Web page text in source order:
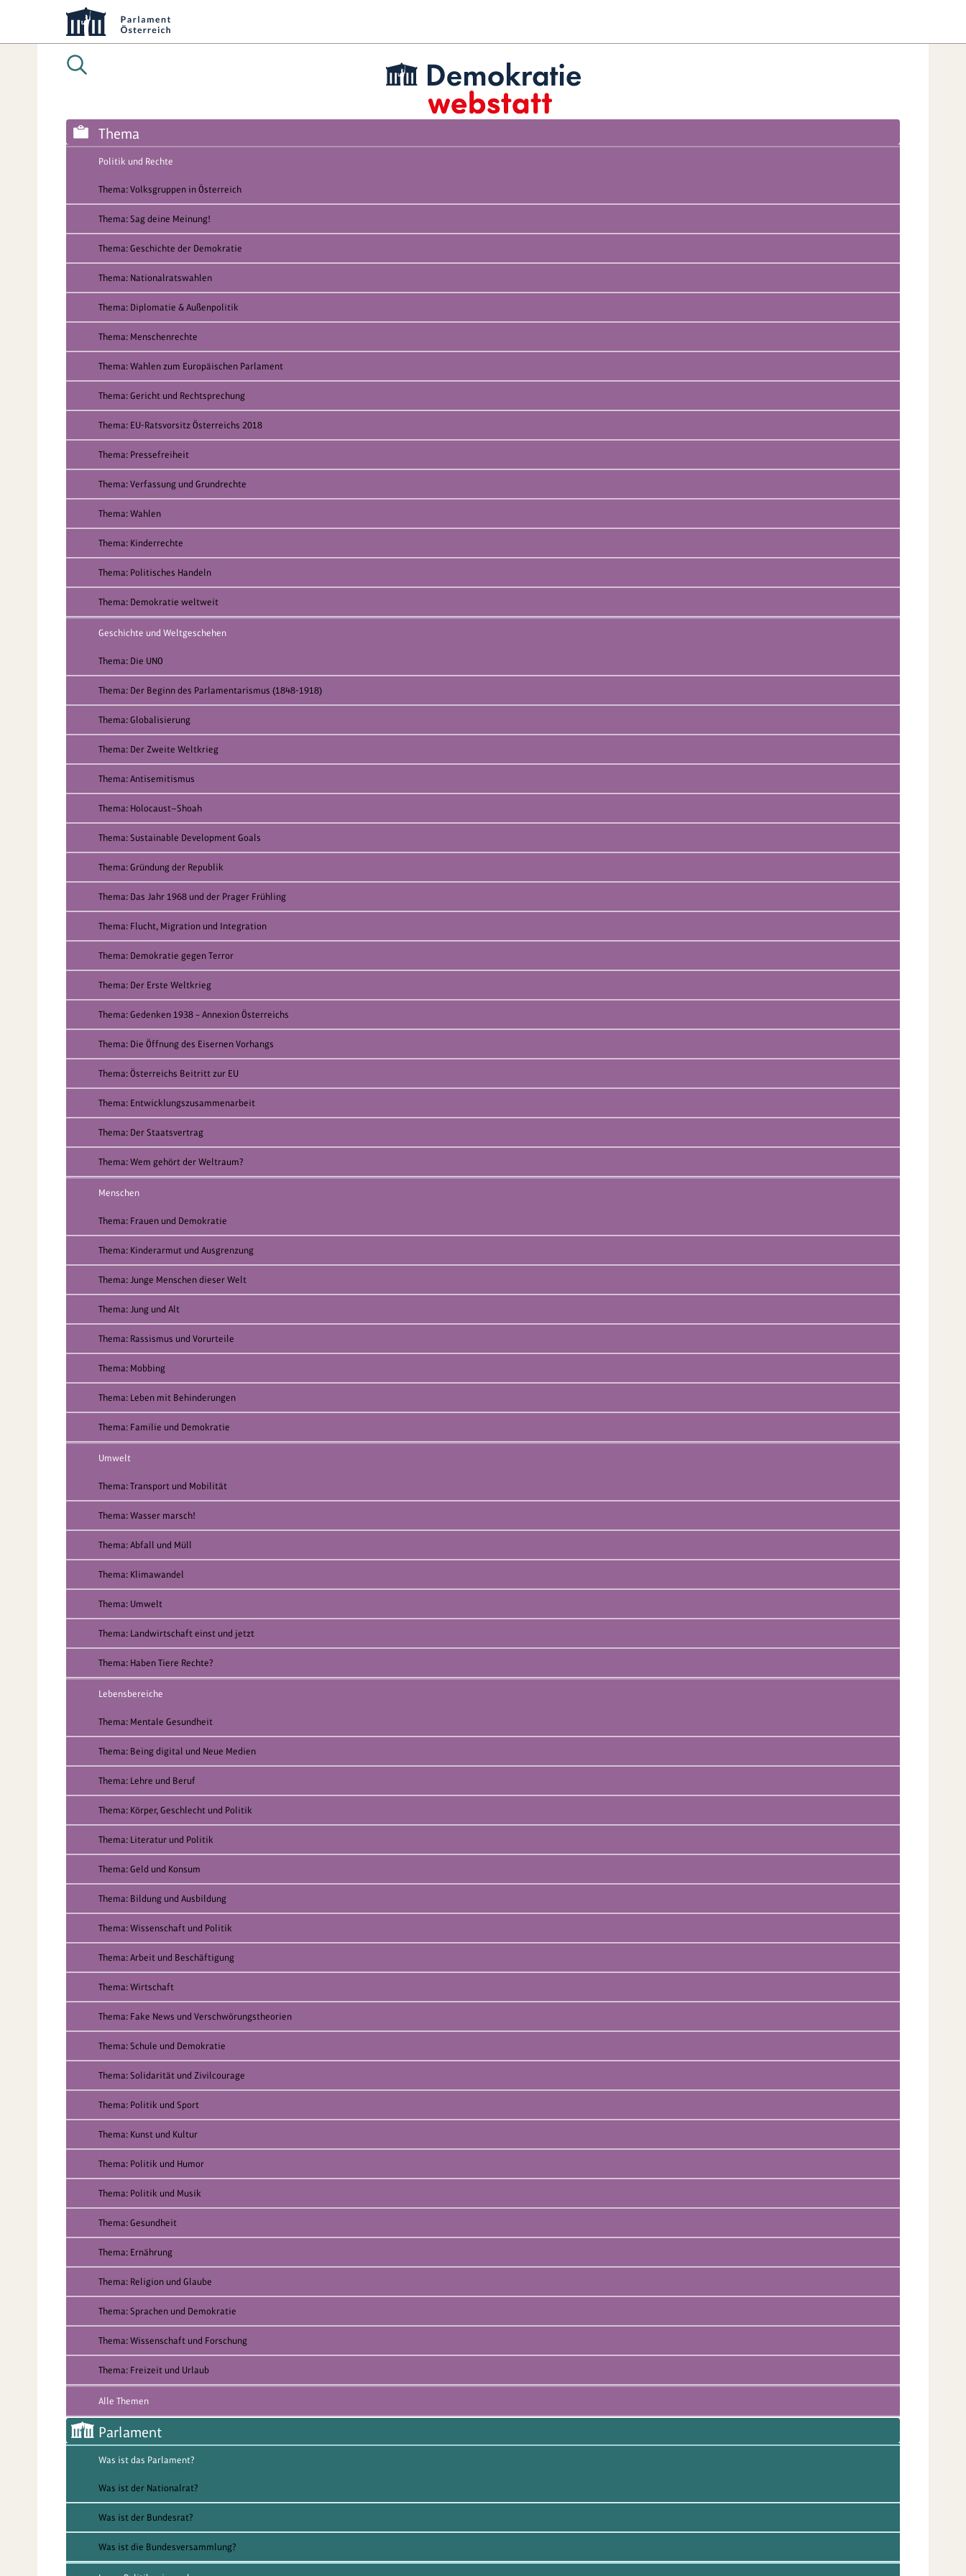
Thema
Politik und Rechte
Thema: Volksgruppen in Österreich
Thema: Sag deine Meinung!
Thema: Geschichte der Demokratie
Thema: Nationalratswahlen
Thema: Diplomatie & Außenpolitik
Thema: Menschenrechte
Thema: Wahlen zum Europäischen Parlament
Thema: Gericht und Rechtsprechung
Thema: EU-Ratsvorsitz Österreichs 2018
Thema: Pressefreiheit
Thema: Verfassung und Grundrechte
Thema: Wahlen
Thema: Kinderrechte
Thema: Politisches Handeln
Thema: Demokratie weltweit
Geschichte und Weltgeschehen
Thema: Die UNO
Thema: Der Beginn des Parlamentarismus (1848-1918)
Thema: Globalisierung
Thema: Der Zweite Weltkrieg
Thema: Antisemitismus
Thema: Holocaust—Shoah
Thema: Sustainable Development Goals
Thema: Gründung der Republik
Thema: Das Jahr 1968 und der Prager Frühling
Thema: Flucht, Migration und Integration
Thema: Demokratie gegen Terror
Thema: Der Erste Weltkrieg
Thema: Gedenken 1938 – Annexion Österreichs
Thema: Die Öffnung des Eisernen Vorhangs
Thema: Österreichs Beitritt zur EU
Thema: Entwicklungszusammenarbeit
Thema: Der Staatsvertrag
Thema: Wem gehört der Weltraum?
Menschen
Thema: Frauen und Demokratie
Thema: Kinderarmut und Ausgrenzung
Thema: Junge Menschen dieser Welt
Thema: Jung und Alt
Thema: Rassismus und Vorurteile
Thema: Mobbing
Thema: Leben mit Behinderungen
Thema: Familie und Demokratie
Umwelt
Thema: Transport und Mobilität
Thema: Wasser marsch!
Thema: Abfall und Müll
Thema: Klimawandel
Thema: Umwelt
Thema: Landwirtschaft einst und jetzt
Thema: Haben Tiere Rechte?
Lebensbereiche
Thema: Mentale Gesundheit
Thema: Being digital und Neue Medien
Thema: Lehre und Beruf
Thema: Körper, Geschlecht und Politik
Thema: Literatur und Politik
Thema: Geld und Konsum
Thema: Bildung und Ausbildung
Thema: Wissenschaft und Politik
Thema: Arbeit und Beschäftigung
Thema: Wirtschaft
Thema: Fake News und Verschwörungstheorien
Thema: Schule und Demokratie
Thema: Solidarität und Zivilcourage
Thema: Politik und Sport
Thema: Kunst und Kultur
Thema: Politik und Humor
Thema: Politik und Musik
Thema: Gesundheit
Thema: Ernährung
Thema: Religion und Glaube
Thema: Sprachen und Demokratie
Thema: Wissenschaft und Forschung
Thema: Freizeit und Urlaub
Alle Themen
Parlament
Was ist das Parlament?
Was ist der Nationalrat?
Was ist der Bundesrat?
Was ist die Bundesversammlung?